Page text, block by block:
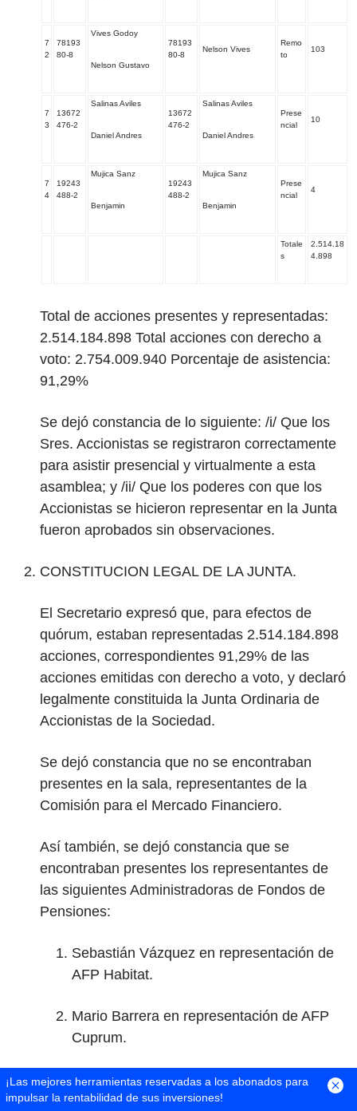
7
2
78193
80-8
Vives Godoy
Nelson Gustavo
78193
80-8
Nelson Vives
Remo
to
103
7
3
13672
476-2
Salinas Aviles
Daniel Andres
13672
476-2
Salinas Aviles
Daniel Andres
Prese
ncial
10
7
4
19243
488-2
Mujica Sanz
Benjamin
19243
488-2
Mujica Sanz
Benjamin
Prese
ncial
4
Totale
s
2.514.18
4.898
Total de acciones presentes y representadas:
2.514.184.898 Total acciones con derecho a
voto: 2.754.009.940 Porcentaje de asistencia:
91,29%
Se dejó constancia de lo siguiente: /i/ Que los
Sres. Accionistas se registraron correctamente
para asistir presencial y virtualmente a esta
asamblea; y /ii/ Que los poderes con que los
Accionistas se hicieron representar en la Junta
fueron aprobados sin observaciones.
CONSTITUCION LEGAL DE LA JUNTA.
El Secretario expresó que, para efectos de
quórum, estaban representadas 2.514.184.898
acciones, correspondientes 91,29% de las
acciones emitidas con derecho a voto, y declaró
legalmente constituida la Junta Ordinaria de
Accionistas de la Sociedad.
Se dejó constancia que no se encontraban
presentes en la sala, representantes de la
Comisión para el Mercado Financiero.
Así también, se dejó constancia que se
encontraban presentes los representantes de
las siguientes Administradoras de Fondos de
Pensiones:
Sebastián Vázquez en representación de
AFP Habitat.
Mario Barrera en representación de AFP
Cuprum.
Sofía Humbser en representación de AFP
Modelo.
¡Las mejores herramientas reservadas a los abonados para
impulsar la rentabilidad de sus inversiones!